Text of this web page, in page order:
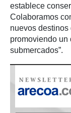
establece
Colaboramos
nuevos
promoviendo un
submercados”.